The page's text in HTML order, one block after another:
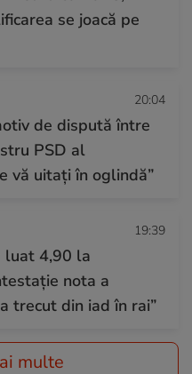
se joacă pe
20:04
de dispută între
PSD al
vă uitați în oglindă”
19:39
luat 4,90 la
nota a
trecut din iad în rai”
multe